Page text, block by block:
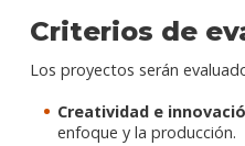
Criterios de
Los proyectos serán
Creatividad e
enfoque y la producción.